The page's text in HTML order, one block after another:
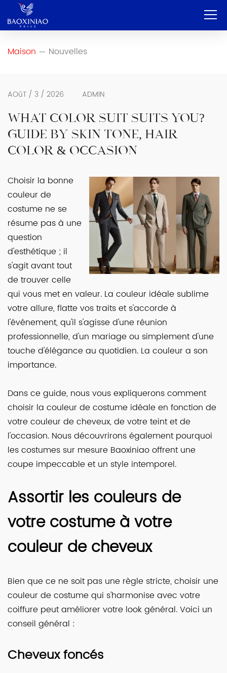
Maison — Nouvelles
AOûT / 3 / 2026 ADMIN
WHAT COLOR SUIT SUITS YOU?
GUIDE BY SKIN TONE, HAIR
COLOR & OCCASION
Choisir la bonne
couleur de
costume ne se
résume pas à une
question
d'esthétique ; il
s'agit avant tout
de trouver celle
qui vous met en valeur. La couleur idéale sublime
votre allure, flatte vos traits et s'accorde à
l'événement, qu'il s'agisse d'une réunion
professionnelle, d'un mariage ou simplement d'une
touche d'élégance au quotidien. La couleur a son
importance.
Dans ce guide, nous vous expliquerons comment
choisir la couleur de costume idéale en fonction de
votre couleur de cheveux, de votre teint et de
l'occasion. Nous découvrirons également pourquoi
les costumes sur mesure Baoxiniao offrent une
coupe impeccable et un style intemporel.
Assortir les couleurs de
votre costume à votre
couleur de cheveux
Bien que ce ne soit pas une règle stricte, choisir une
couleur de costume qui s'harmonise avec votre
coiffure peut améliorer votre look général. Voici un
conseil général :
Cheveux foncés
OEM et ODM
Service
Produit
Blog